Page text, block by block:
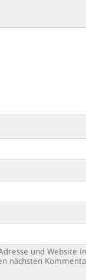
und Website
nächsten